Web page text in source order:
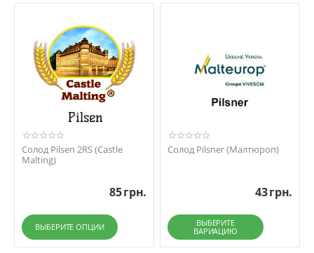
Солод Pilsen 2RS (Castle
Malting)
85грн.
ВЫБЕРИТЕ ОПЦИИ
Солод Pilsner (Малтюроп)
43грн.
ВЫБЕРИТЕ
ВАРИАЦИЮ